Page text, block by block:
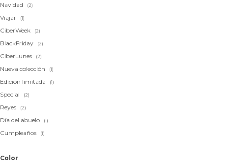
Navidad (2)
Viajar (1)
CiberWeek (2)
BlackFriday (2)
CiberLunes (2)
Nueva colección (1)
Edición limitada (1)
Special (2)
Reyes (2)
Día del abuelo (1)
Cumpleaños (1)
Color